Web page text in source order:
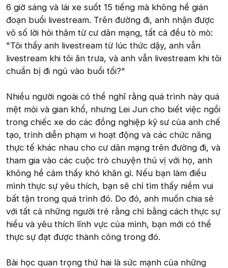
6 giờ sáng và lái xe suốt 15 tiếng mà không hề gián
đoạn buổi livestream. Trên đường đi, anh nhận được
vô số lời hỏi thăm từ cư dân mạng, tất cả đều tò mò:
"Tôi thấy anh livestream từ lúc thức dậy, anh vẫn
livestream khi tôi ăn trưa, và anh vẫn livestream khi tôi
chuẩn bị đi ngủ vào buổi tối?"
Nhiều người ngoài có thể nghĩ rằng quá trình này quá
mệt mỏi và gian khổ, nhưng Lei Jun cho biết việc ngồi
trong chiếc xe do các đồng nghiệp kỹ sư của anh chế
tạo, trình diễn phạm vi hoạt động và các chức năng
thực tế khác nhau cho cư dân mạng trên đường đi, và
tham gia vào các cuộc trò chuyện thú vị với họ, anh
không hề cảm thấy khó khăn gì. Nếu bạn làm điều
mình thực sự yêu thích, bạn sẽ chỉ tìm thấy niềm vui
bất tận trong quá trình đó. Do đó, anh muốn chia sẻ
với tất cả những người trẻ rằng chỉ bằng cách thực sự
hiểu và yêu thích lĩnh vực của mình, bạn mới có thể
thực sự đạt được thành công trong đó.
Bài học quan trọng thứ hai là sức mạnh của những